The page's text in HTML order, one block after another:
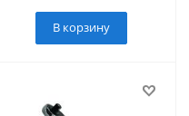
В корзину